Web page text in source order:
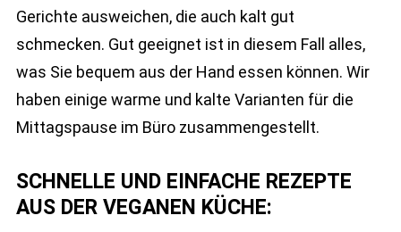
Gerichte ausweichen, die auch kalt gut
schmecken. Gut geeignet ist in diesem Fall alles,
was Sie bequem aus der Hand essen können. Wir
haben einige warme und kalte Varianten für die
Mittagspause im Büro zusammengestellt.
SCHNELLE UND EINFACHE REZEPTE
AUS DER VEGANEN KÜCHE: